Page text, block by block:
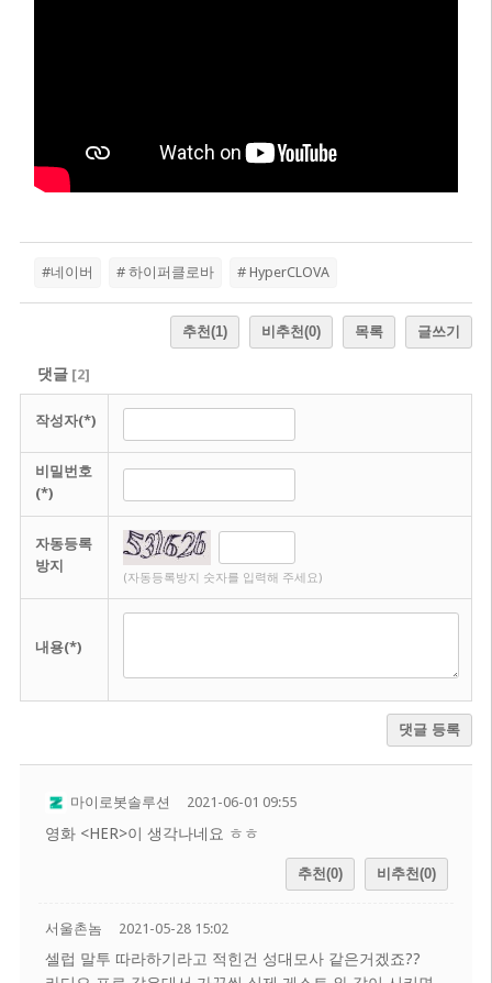
#네이버 # 하이퍼클로바 # HyperCLOVA
추천(1) 비추천(0) 목록 글쓰기
댓글[2]
작성자(*)
비밀번호
(*)
자동등록
방지
(자동등록방지 숫자를 입력해 주세요)
내용(*)
댓글 등록
마이로봇솔루션 2021-06-01 09:55
영화 <HER>이 생각나네요 ㅎㅎ
추천(0) 비추천(0)
서울촌놈 2021-05-28 15:02
셀럽 말투 따라하기라고 적힌건 성대모사 같은거겠죠??